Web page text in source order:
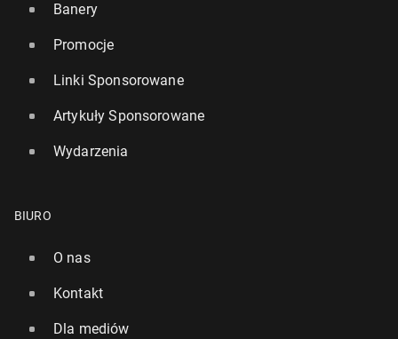
Trump zakazał wjazdu do USA oby­wa­te­lom 12
rvar­dzie
Banery
Promocje
Linki Sponsorowane
Artykuły Sponsorowane
Wydarzenia
BIURO
O nas
Kontakt
Dla mediów